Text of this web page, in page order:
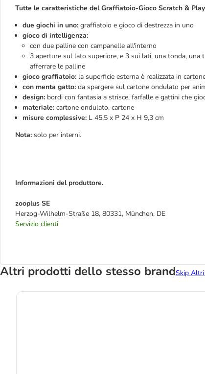
Tutte le caratteristiche del Graffiatoio-Gioco Scratch &
due giochi in uno: graffiatoio e gioco di destrezza in uno
gioco di intelligenza:
con due palline con campanelle all'interno
3 aperture sul lato superiore, e 3 sui lati, una tonda, una
afferrare le palline
gioco graffiatoio: la superficie esterna è realizzata in
con menta gatto: da spargere sul cartone ondulato per
design: bordi con fantasia a strisce, farfalle e gattini che
materiale: cartone ondulato, cartone
misure complessive: L 45,5 x P 24 x H 9,3 cm
Nota: solo per interni.
Informazioni del produttore.
zooplus SE
Herzog-Wilhelm-Straße 18, 80331, München, DE
Servizio clienti
Altri prodotti dello stesso brandSkip